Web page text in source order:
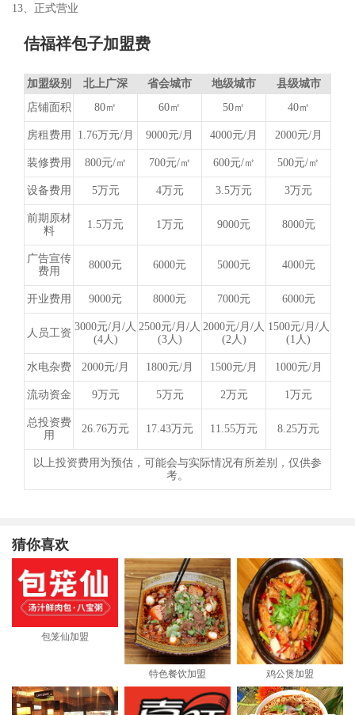
13、正式营业
佶福祥包子加盟费
加盟级别 北上广深 省会城市 地级城市
县级城市
店铺面积
80㎡ 60㎡ 50㎡ 40㎡
房租费用 1.76万元/月 9000元/月 4000元/月 2000元/月
装修费用 800元/㎡ 700元/㎡ 600元/㎡ 500元/㎡
设备费用 5万元 4万元 3.5万元 3万元
前期原材
料
1.5万元 1万元 9000元 8000元
广告宣传
费用
8000元 6000元 5000元 4000元
开业费用 9000元 8000元 7000元 6000元
人员工资
3000元/月/人
(4人)
2500元/月/人
(3人)
2000元/月/人
(2人)
1500元/月/人
(1人)
水电杂费 2000元/月 1800元/月 1500元/月 1000元/月
流动资金 9万元 5万元 2万元 1万元
总投资费
用
26.76万元 17.43万元 11.55万元 8.25万元
以上投资费用为预估，可能会与实际情况有所差别，仅供参
考。
猜你喜欢
包笼仙加盟
特色餐饮加盟 鸡公煲加盟